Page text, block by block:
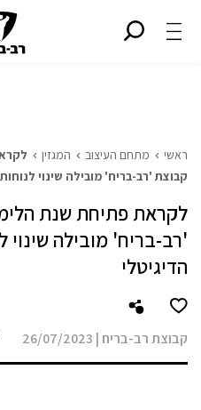
ראשי מתחם העיצוב המגזין
קבוצת 'רב-בריח' מובילה שינוי לנוחות
לקראת פתיחת שנת
'רב-בריח' מובילה שינוי
הדיגיטלי
קבוצת רב-בריח |
26/07/2023